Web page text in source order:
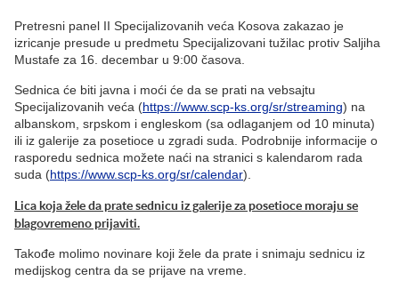
Pretresni panel II Specijalizovanih veća Kosova zakazao je
izricanje presude u predmetu Specijalizovani tužilac protiv Saljiha
Mustafe za 16. decembar u 9:00 časova.
Sednica će biti javna i moći će da se prati na vebsajtu
Specijalizovanih veća (https://www.scp-ks.org/sr/streaming) na
albanskom, srpskom i engleskom (sa odlaganjem od 10 minuta)
ili iz galerije za posetioce u zgradi suda. Podrobnije informacije o
rasporedu sednica možete naći na stranici s kalendarom rada
suda (https://www.scp-ks.org/sr/calendar).
Lica koja žele da prate sednicu iz galerije za posetioce moraju se
blagovremeno prijaviti.
Takođe molimo novinare koji žele da prate i snimaju sednicu iz
medijskog centra da se prijave na vreme.